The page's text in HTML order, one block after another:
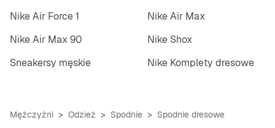
Nike Air Force 1
Nike Air Max
Nike Air Max 90
Nike Shox
Sneakersy męskie
Nike Komplety dresowe
Mężczyźni Odzież Spodnie Spodnie dresowe